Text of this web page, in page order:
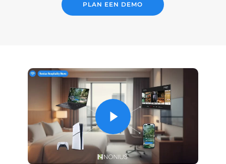
PLAN EEN DEMO
Play Video
Play Video